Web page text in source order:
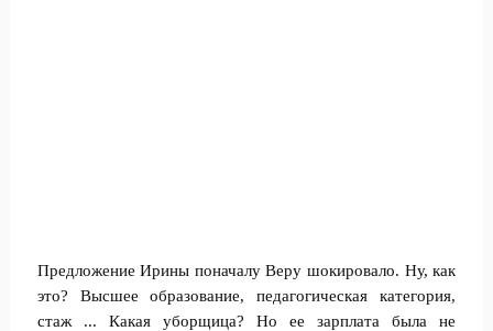
Предложение Ирины поначалу Веру шокировало. Ну, как
это? Высшее образование, педагогическая категория,
стаж ... Какая уборщица? Но ее зарплата была не